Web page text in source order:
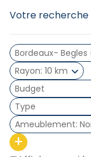
Votre recherche
Rayon 10 km
Type
Ameublement
+